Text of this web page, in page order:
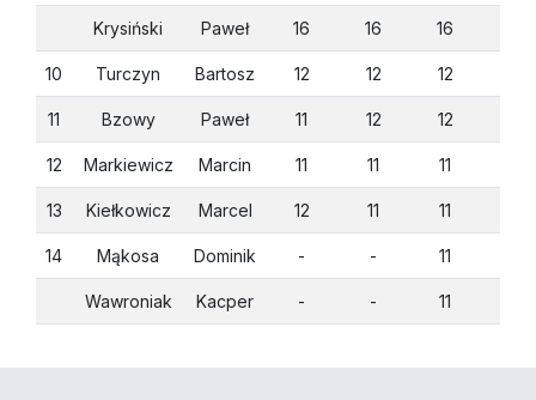
Krysiński Paweł 16 16 16
10 Turczyn Bartosz 12 12 12
11 Bzowy Paweł 11 12 12
12 Markiewicz Marcin 11 11 11
13 Kiełkowicz Marcel 12 11 11
14 Mąkosa Dominik - - 11
Wawroniak Kacper - - 11